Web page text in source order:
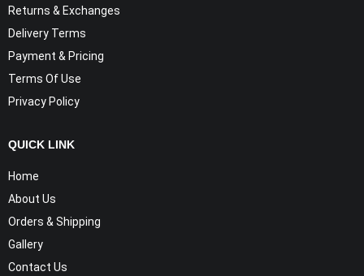
Returns & Exchanges
Delivery Terms
Payment & Pricing
Terms Of Use
Privacy Policy
QUICK LINK
Home
About Us
Orders & Shipping
Gallery
Contact Us